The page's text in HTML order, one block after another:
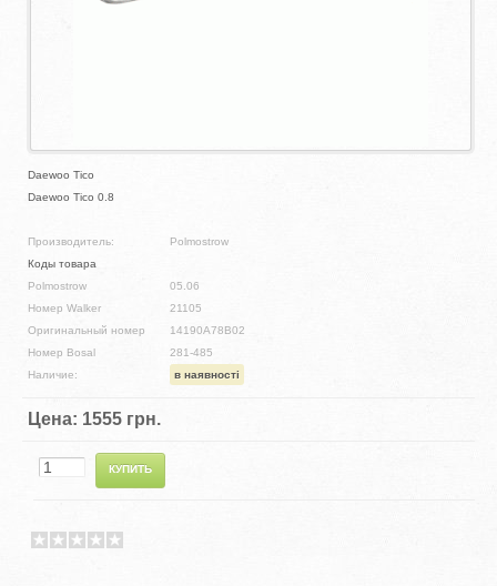
Daewoo Tico
Daewoo Tico 0.8
Производитель:
Polmostrow
Коды товара
Polmostrow
05.06
Номер Walker
21105
Оригинальный номер
14190A78B02
Номер Bosal
281-485
Наличие:
в наявності
Цена: 1555 грн.